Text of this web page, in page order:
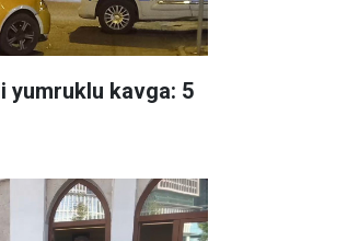
yumruklu kavga: 5